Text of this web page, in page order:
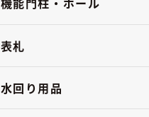
表札
水回り用品